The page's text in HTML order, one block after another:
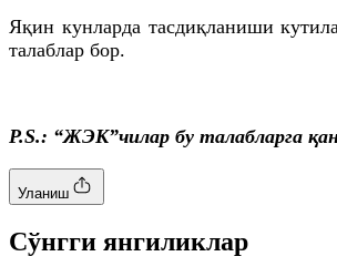
Яқин кунларда тасдиқланиши
талаблар бор.
P.S.: “ЖЭК”чилар бу талабларга
Уланиш
Cўнгги янгиликлар